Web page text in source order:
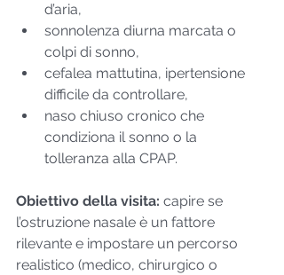
d’aria,
sonnolenza diurna marcata o
colpi di sonno,
cefalea mattutina, ipertensione
difficile da controllare,
naso chiuso cronico che
condiziona il sonno o la
tolleranza alla CPAP.
Obiettivo della visita: capire se
l’ostruzione nasale è un fattore
rilevante e impostare un percorso
realistico (medico, chirurgico o